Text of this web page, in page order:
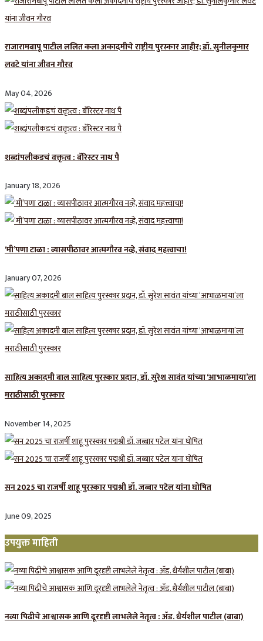
राजारामबापू पाटील ललित कला अकादमीचे राष्ट्रीय पुरस्कार जाहीर; डॉ. सुनीलकुमार
लवटे यांना जीवन गौरव
May 04, 2026
शब्दांपलीकडचं वक्तृत्व : बॅरिस्टर नाथ पै
January 18, 2026
‘मी’पणा टाळा : व्यासपीठावर आत्मगौरव नव्हे, संवाद महत्त्वाचा!
January 07, 2026
साहित्य अकादमी बाल साहित्य पुरस्कार प्रदान, डॉ. सुरेश सावंत यांच्या ‘आभाळमाया’ला
मराठीसाठी पुरस्कार
November 14, 2025
सन 2025 चा राजर्षी शाहू पुरस्कार प‌द्मश्री डॉ. जब्बार पटेल यांना घोषित
June 09, 2025
उपयुक्त माहिती
नव्या पिढीचे आश्वासक आणि दूरदृष्टी लाभलेले नेतृत्व : ॲड. धैर्यशील पाटील (बाबा)